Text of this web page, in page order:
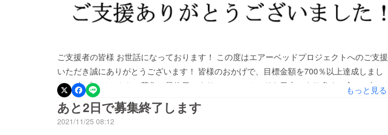
ご支援者の皆様 お世話になっております！ この度はエアーベッドプロジェクトへのご支援
いただき誠にありがとうございます！ 皆様のおかげで、目標金額を700％以上達成しまし
た！ 本プロジェクトの募集は最終日により、エアーベッドを日本のより多くの方々に知っ
て頂きたいと考えております。 もしよかったら、FacebookやTwitterなどのSNSでのシェア
にご協力いただければ大変助かります。 まだ続くプロジェクトですが、今後共どうぞ宜し
くお願い致します。 ご質問や不明な点がございましたら、お気軽にお問い合わせください
もっと見る
あと2日で募集終了します
2021/11/25 08:12